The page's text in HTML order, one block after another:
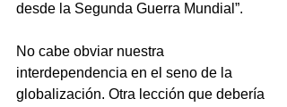
desde la Segunda Guerra Mundial”.
No cabe obviar nuestra
interdependencia en el seno de la
globalización. Otra lección que debería